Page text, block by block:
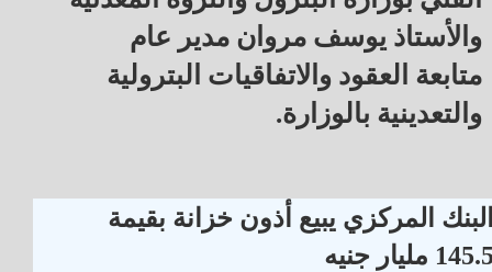
والأستاذ يوسف مروان مدير عام
متابعة العقود والاتفاقيات البترولية
والتعدينية بالوزارة.
المركزي يبيع أذون خزانة بقيمة
مليار جنيه